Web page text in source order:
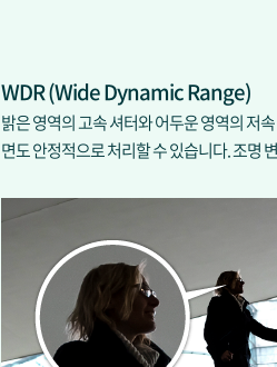
WDR (Wide Dynamic Range)
밝은 영역의 고속 셔터와 어두운 영역의 저
면도 안정적으로 처리할 수 있습니다. 조명